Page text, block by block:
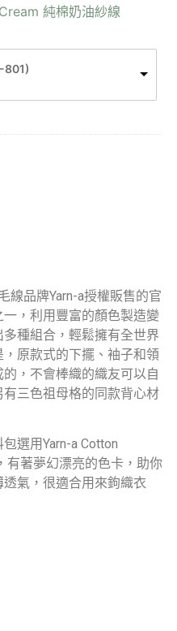
純棉奶油紗線
801)
線品牌Yarn-a授權販售的官
，利用豐富的顏色製造變
種組合，輕鬆擁有全世界
原款式的下擺、袖子和領
，不會棒織的織友可以自
三色祖母格的同款背心材
選用Yarn-a Cotton
有著夢幻漂亮的色卡，助你
氣，很適合用來鉤織衣